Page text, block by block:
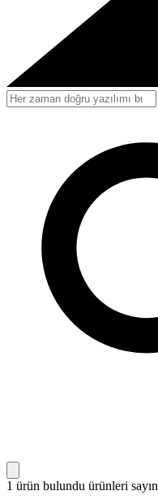
1 ürün bulundu ürünleri sayın